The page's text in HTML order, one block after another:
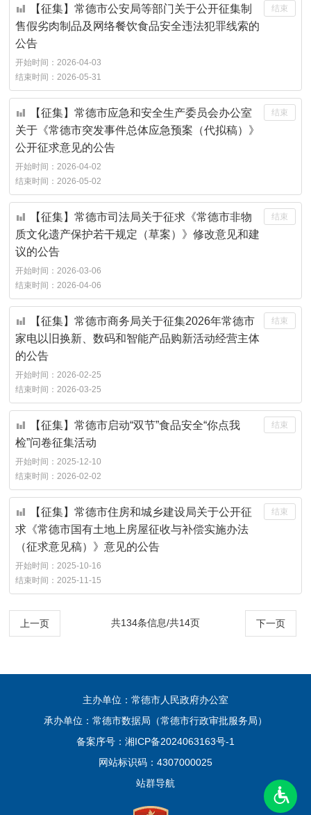
结束
【征集】常德市公安局等部门关于公开征集制
售假劣肉制品及网络餐饮食品安全违法犯罪线索的
公告
开始时间：2026-04-03
结束时间：2026-05-31
结束
【征集】常德市应急和安全生产委员会办公室
关于《常德市突发事件总体应急预案（代拟稿）》
公开征求意见的公告
开始时间：2026-04-02
结束时间：2026-05-02
结束
【征集】常德市司法局关于征求《常德市非物
质文化遗产保护若干规定（草案）》修改意见和建
议的公告
开始时间：2026-03-06
结束时间：2026-04-06
结束
【征集】常德市商务局关于征集2026年常德市
家电以旧换新、数码和智能产品购新活动经营主体
的公告
开始时间：2026-02-25
结束时间：2026-03-25
结束
【征集】常德市启动“双节”食品安全“你点我
检”问卷征集活动
开始时间：2025-12-10
结束时间：2026-02-02
结束
【征集】常德市住房和城乡建设局关于公开征
求《常德市国有土地上房屋征收与补偿实施办法
（征求意见稿）》意见的公告
开始时间：2025-10-16
结束时间：2025-11-15
上一页 下一页
共134条信息/共14页
主办单位：常德市人民政府办公室
承办单位：常德市数据局（常德市行政审批服务局）
备案序号： 湘ICP备2024063163号-1
网站标识码：4307000025
站群导航